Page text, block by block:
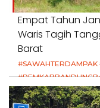
Empat Tahun
Waris Tagih
Barat
#HAKPETANI